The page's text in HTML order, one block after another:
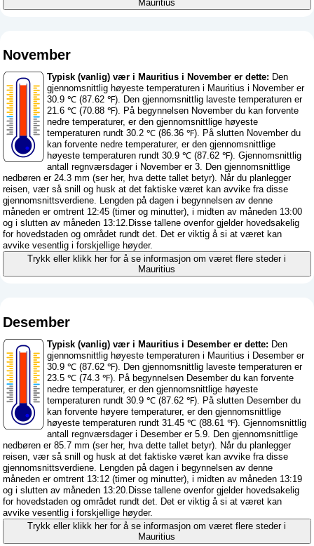
Mauritius
November
Typisk (vanlig) vær i Mauritius i November er dette: Den
gjennomsnittlig høyeste temperaturen i Mauritius i November er
30.9 ℃ (87.62 ℉). Den gjennomsnittlig laveste temperaturen er
21.6 ℃ (70.88 ℉). På begynnelsen November du kan forvente
nedre temperaturer, er den gjennomsnittlige høyeste
temperaturen rundt 30.2 ℃ (86.36 ℉). På slutten November du
kan forvente nedre temperaturer, er den gjennomsnittlige
høyeste temperaturen rundt 30.9 ℃ (87.62 ℉). Gjennomsnittlig
antall regnværsdager i November er 3. Den gjennomsnittlige
nedbøren er 24.3 mm (ser her, hva dette tallet betyr). Når du planlegger
reisen, vær så snill og husk at det faktiske været kan avvike fra disse
gjennomsnittsverdiene. Lengden på dagen i begynnelsen av denne
måneden er omtrent 12:45 (timer og minutter), i midten av måneden 13:00
og i slutten av måneden 13:12.Disse tallene ovenfor gjelder hovedsakelig
for hovedstaden og området rundt det. Det er viktig å si at været kan
avvike vesentlig i forskjellige høyder.
Trykk eller klikk her for å se informasjon om været flere steder i
Mauritius
Desember
Typisk (vanlig) vær i Mauritius i Desember er dette: Den
gjennomsnittlig høyeste temperaturen i Mauritius i Desember er
30.9 ℃ (87.62 ℉). Den gjennomsnittlig laveste temperaturen er
23.5 ℃ (74.3 ℉). På begynnelsen Desember du kan forvente
nedre temperaturer, er den gjennomsnittlige høyeste
temperaturen rundt 30.9 ℃ (87.62 ℉). På slutten Desember du
kan forvente høyere temperaturer, er den gjennomsnittlige
høyeste temperaturen rundt 31.45 ℃ (88.61 ℉). Gjennomsnittlig
antall regnværsdager i Desember er 5.9. Den gjennomsnittlige
nedbøren er 85.7 mm (ser her, hva dette tallet betyr). Når du planlegger
reisen, vær så snill og husk at det faktiske været kan avvike fra disse
gjennomsnittsverdiene. Lengden på dagen i begynnelsen av denne
måneden er omtrent 13:12 (timer og minutter), i midten av måneden 13:19
og i slutten av måneden 13:20.Disse tallene ovenfor gjelder hovedsakelig
for hovedstaden og området rundt det. Det er viktig å si at været kan
avvike vesentlig i forskjellige høyder.
Trykk eller klikk her for å se informasjon om været flere steder i
Mauritius